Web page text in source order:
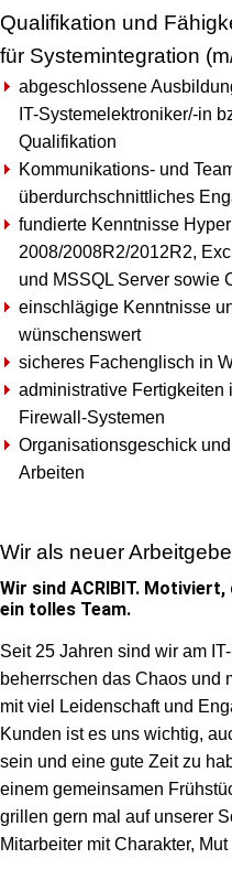
Qualifikation und
für Systemintegration
abgeschlossene
IT-Systemelektroniker/-in
Qualifikation
Kommunikations- und
überdurchschnittliches
fundierte Kenntnisse
2008/2008R2/2012R2,
und MSSQL Server sowie
einschlägige Kenntnisse
wünschenswert
sicheres Fachenglisch in
administrative Fertigkeiten
Firewall-Systemen
Organisationsgeschick
Arbeiten
Wir als neuer
Wir sind ACRIBIT.
ein tolles Team.
Seit 25 Jahren sind wir am
beherrschen das Chaos und
mit viel Leidenschaft und
Kunden ist es uns wichtig,
sein und eine gute Zeit zu
einem gemeinsamen
grillen gern mal auf unserer
Mitarbeiter mit Charakter,